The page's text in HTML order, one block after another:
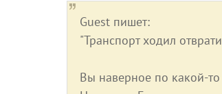
Guest пишет:
"Транспорт ходил
Вы наверное по какой-то